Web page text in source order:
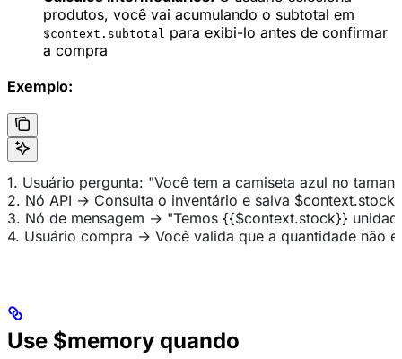
produtos, você vai acumulando o subtotal em
$context.subtotal para exibi-lo antes de confirmar
a compra
Exemplo:
1. Usuário pergunta: "Você tem a camiseta azul no
2. Nó API → Consulta o inventário e salva $context.stock
3. Nó de mensagem → "Temos {{$context.stock}}
4. Usuário compra → Você valida que a quantidade não
Use $memory quando